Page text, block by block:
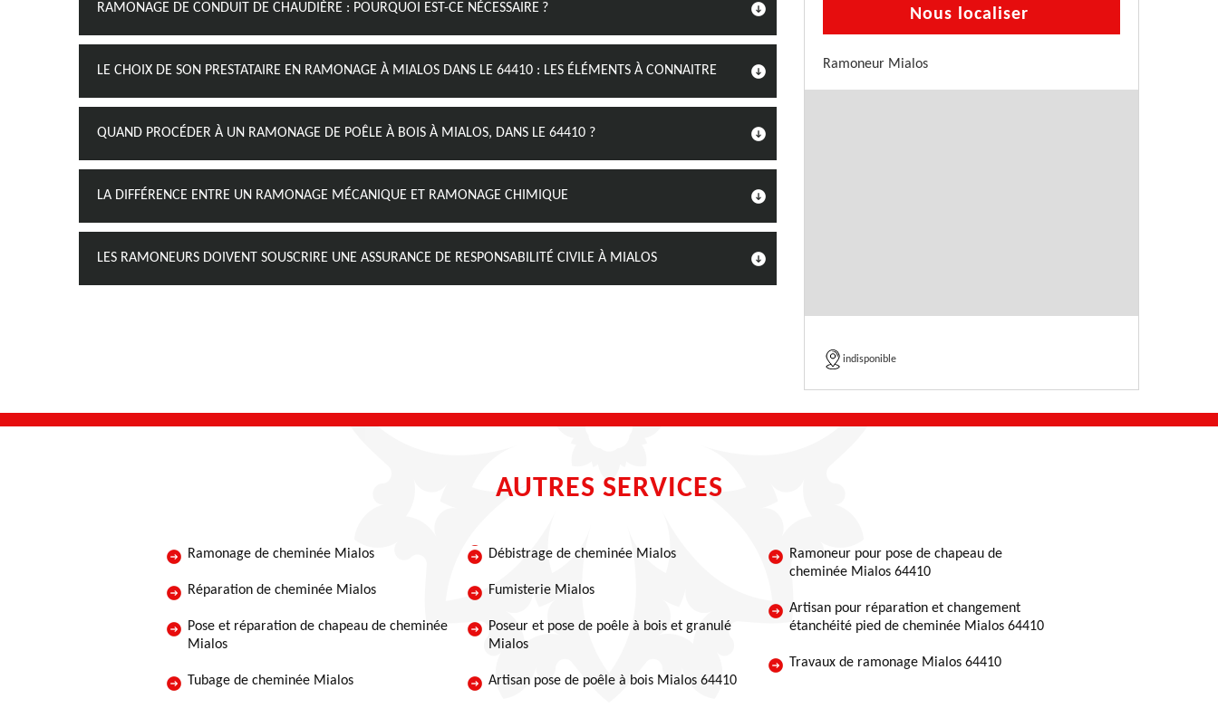
RAMONAGE DE CONDUIT DE CHAUDIÈRE : POURQUOI EST-CE NÉCESSAIRE ?
LE CHOIX DE SON PRESTATAIRE EN RAMONAGE À MIALOS DANS LE 64410 : LES ÉLÉMENTS À CONNAITRE
QUAND PROCÉDER À UN RAMONAGE DE POÊLE À BOIS À MIALOS, DANS LE 64410 ?
LA DIFFÉRENCE ENTRE UN RAMONAGE MÉCANIQUE ET RAMONAGE CHIMIQUE
LES RAMONEURS DOIVENT SOUSCRIRE UNE ASSURANCE DE RESPONSABILITÉ CIVILE À MIALOS
Nous localiser
Ramoneur Mialos
indisponible
AUTRES SERVICES
Ramonage de cheminée Mialos
Réparation de cheminée Mialos
Pose et réparation de chapeau de cheminée
Mialos
Tubage de cheminée Mialos
Débistrage de cheminée Mialos
Fumisterie Mialos
Poseur et pose de poêle à bois et granulé
Mialos
Artisan pose de poêle à bois Mialos 64410
Ramoneur pour pose de chapeau de
cheminée Mialos 64410
Artisan pour réparation et changement
étanchéité pied de cheminée Mialos 64410
Travaux de ramonage Mialos 64410